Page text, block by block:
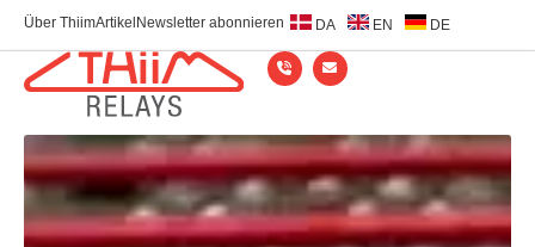
Über ThiimArtikel Newsletter abonnieren DA EN DE